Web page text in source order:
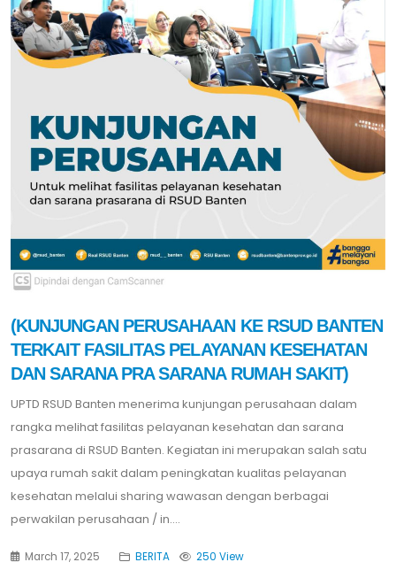
(KUNJUNGAN PERUSAHAAN KE RSUD BANTEN
TERKAIT FASILITAS PELAYANAN KESEHATAN
DAN SARANA PRA SARANA RUMAH SAKIT)
UPTD RSUD Banten menerima kunjungan perusahaan dalam
rangka melihat fasilitas pelayanan kesehatan dan sarana
prasarana di RSUD Banten. Kegiatan ini merupakan salah satu
upaya rumah sakit dalam peningkatan kualitas pelayanan
kesehatan melalui sharing wawasan dengan berbagai
perwakilan perusahaan / in....
March 17, 2025 BERITA 250 View